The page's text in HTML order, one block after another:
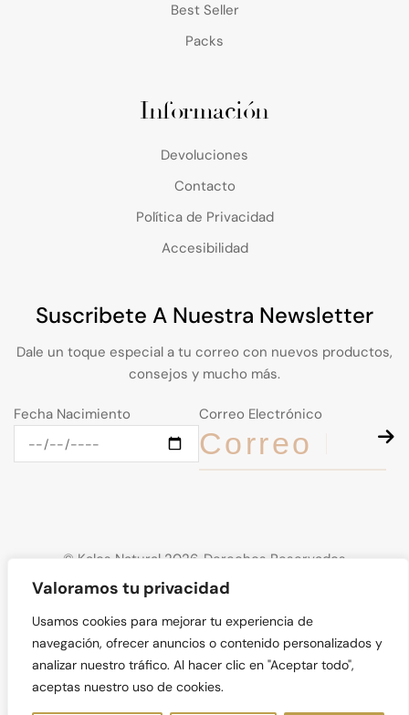
Valoramos tu privacidad
Usamos cookies para mejorar tu experiencia de
navegación, ofrecer anuncios o contenido personalizados y
analizar nuestro tráfico. Al hacer clic en "Aceptar todo",
aceptas nuestro uso de cookies.
Best Seller
Packs
Información
Devoluciones
Contacto
Política de Privacidad
Accesibilidad
Suscribete A Nuestra Newsletter
Dale un toque especial a tu correo con nuevos productos,
consejos y mucho más.
Fecha Nacimiento Correo Electrónico
© Kalos Natural 2026. Derechos Reservados